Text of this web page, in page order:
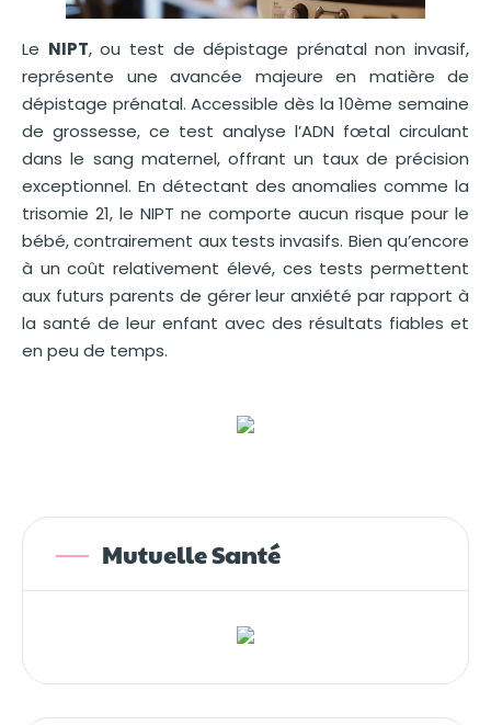
Le NIPT, ou test de dépistage prénatal non invasif,
représente une avancée majeure en matière de
dépistage prénatal. Accessible dès la 10ème semaine
de grossesse, ce test analyse l’ADN fœtal circulant
dans le sang maternel, offrant un taux de précision
exceptionnel. En détectant des anomalies comme la
trisomie 21, le NIPT ne comporte aucun risque pour le
bébé, contrairement aux tests invasifs. Bien qu’encore
à un coût relativement élevé, ces tests permettent
aux futurs parents de gérer leur anxiété par rapport à
la santé de leur enfant avec des résultats fiables et
en peu de temps.
Mutuelle Santé